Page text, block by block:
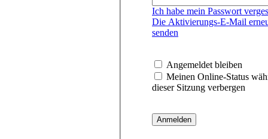
Ich habe mein Passwort
Die Aktivierungs-E-Mail
senden
Angemeldet bleiben
Meinen Online-Status
dieser Sitzung verbergen